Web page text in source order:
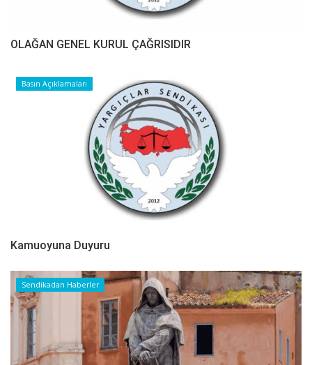
OLAĞAN GENEL KURUL ÇAĞRISIDIR
Basın Açıklamaları
Kamuoyuna Duyuru
Sendikadan Haberler